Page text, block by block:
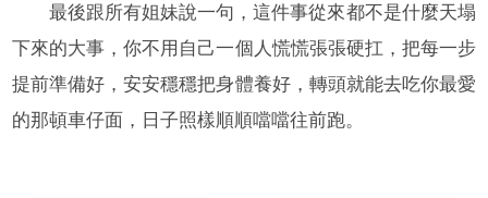
最後跟所有姐妹說一句，這件事從來都不是什麼天塌
下來的大事，你不用自己一個人慌慌張張硬扛，把每一步
提前準備好，安安穩穩把身體養好，轉頭就能去吃你最愛
的那頓車仔面，日子照樣順順噹噹往前跑。